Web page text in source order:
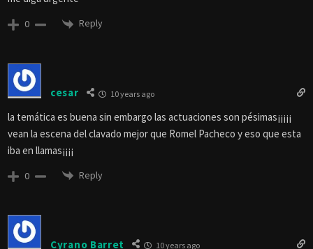
0 Reply
cesar 10 years ago
la temática es buena sin embargo las actuaciones son pésimas¡¡¡¡¡
vean la escena del clavado mejor que Romel Pacheco y eso que esta
iba en llamas¡¡¡¡
0 Reply
Cyrano Barret 10 years ago